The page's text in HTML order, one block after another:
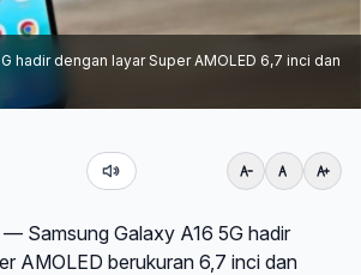
hadir dengan layar Super AMOLED 6,7 inci dan
— Samsung Galaxy A16 5G hadir
AMOLED berukuran 6,7 inci dan